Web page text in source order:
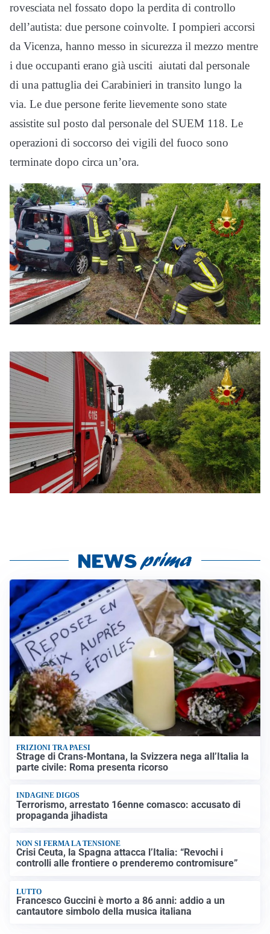
rovesciata nel fossato dopo la perdita di controllo
dell’autista: due persone coinvolte. I pompieri accorsi
da Vicenza, hanno messo in sicurezza il mezzo mentre
i due occupanti erano già usciti aiutati dal personale
di una pattuglia dei Carabinieri in transito lungo la
via. Le due persone ferite lievemente sono state
assistite sul posto dal personale del SUEM 118. Le
operazioni di soccorso dei vigili del fuoco sono
terminate dopo circa un’ora.
FRIZIONI TRA PAESI
Strage di Crans-Montana, la Svizzera nega all’Italia la
parte civile: Roma presenta ricorso
INDAGINE DIGOS
Terrorismo, arrestato 16enne comasco: accusato di
propaganda jihadista
NON SI FERMA LA TENSIONE
Crisi Ceuta, la Spagna attacca l’Italia: “Revochi i
controlli alle frontiere o prenderemo contromisure”
LUTTO
Francesco Guccini è morto a 86 anni: addio a un
cantautore simbolo della musica italiana